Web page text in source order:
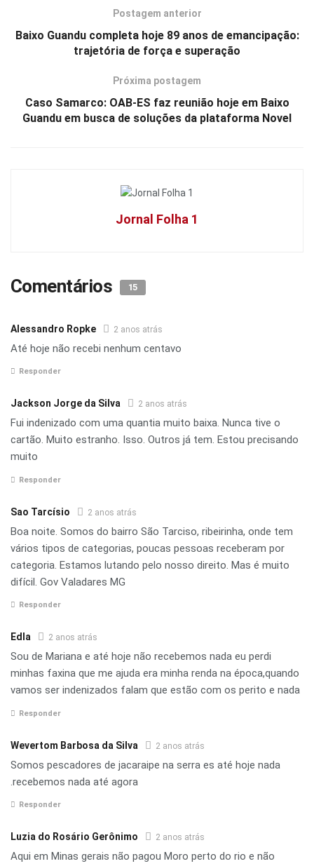
Postagem anterior
Baixo Guandu completa hoje 89 anos de emancipação:
trajetória de força e superação
Próxima postagem
Caso Samarco: OAB-ES faz reunião hoje em Baixo
Guandu em busca de soluções da plataforma Novel
Jornal Folha 1
Comentários 15
Alessandro Ropke 2 anos atrás
Até hoje não recebi nenhum centavo
Responder
Jackson Jorge da Silva 2 anos atrás
Fui indenizado com uma quantia muito baixa. Nunca tive o
cartão. Muito estranho. Isso. Outros já tem. Estou precisando
muito
Responder
Sao Tarcísio 2 anos atrás
Boa noite. Somos do bairro São Tarciso, ribeirinha, onde tem
vários tipos de categorias, poucas pessoas receberam por
categoria. Estamos lutando pelo nosso direito. Mas é muito
difícil. Gov Valadares MG
Responder
Edla 2 anos atrás
Sou de Mariana e até hoje não recebemos nada eu perdi
minhas faxina que me ajuda era minha renda na época,quando
vamos ser indenizados falam que estão com os perito e nada
Responder
Wevertom Barbosa da Silva 2 anos atrás
Somos pescadores de jacaraipe na serra es até hoje nada
.recebemos nada até agora
Responder
Luzia do Rosário Gerônimo 2 anos atrás
Aqui em Minas gerais não pagou Moro perto do rio e não